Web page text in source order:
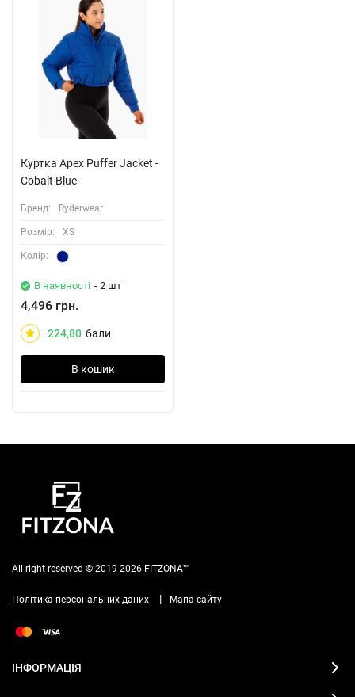
Куртка Apex Puffer Jacket -
Cobalt Blue
Бренд: Ryderwear
Розмiр: XS
Колiр:
В наявності - 2 шт
4,496 грн.
224,80 бали
В кошик
All right reserved © 2019-2026 FITZONA™
Політика персональних даних | Мапа сайту
ІНФОРМАЦІЯ